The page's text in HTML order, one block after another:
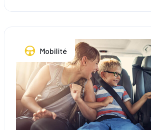
que
disent
les
lois
en
Europe
Mobilité